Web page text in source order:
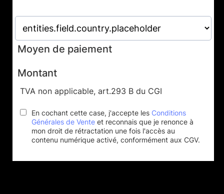
Moyen de paiement
Montant
TVA non applicable, art.293 B du CGI
En cochant cette case, j'accepte les Conditions
Générales de Vente et reconnais que je renonce à
mon droit de rétractation une fois l'accès au
contenu numérique activé, conformément aux CGV.